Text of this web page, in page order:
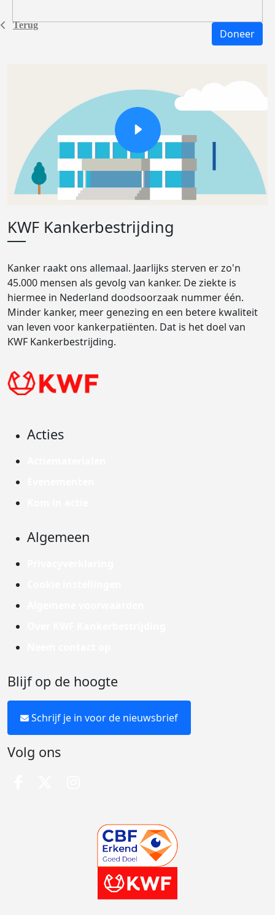
Terug
Doneer
KWF Kankerbestrijding
Kanker raakt ons allemaal. Jaarlijks sterven er zo'n
45.000 mensen als gevolg van kanker. De ziekte is
hiermee in Nederland doodsoorzaak nummer één.
Minder kanker, meer genezing en een betere kwaliteit
van leven voor kankerpatiënten. Dat is het doel van
KWF Kankerbestrijding.
Acties
Algemeen
Blijf op de hoogte
Schrijf je in voor de nieuwsbrief
Volg ons